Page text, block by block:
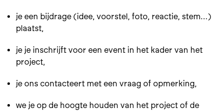
je een bijdrage (idee, voorstel, foto, reactie, stem…)
plaatst,
je je inschrijft voor een event in het kader van het
project,
je ons contacteert met een vraag of opmerking,
we je op de hoogte houden van het project of de